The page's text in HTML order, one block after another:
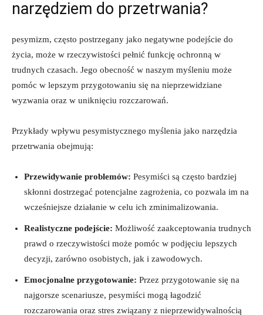
narzędziem do przetrwania?
pesymizm, często postrzegany jako negatywne podejście do
życia, może w rzeczywistości pełnić funkcję ochronną w
trudnych czasach. Jego obecność w naszym myśleniu może
pomóc w lepszym przygotowaniu się na nieprzewidziane
wyzwania oraz w uniknięciu rozczarowań.
Przykłady wpływu pesymistycznego myślenia jako narzędzia
przetrwania obejmują:
Przewidywanie problemów: Pesymiści są często bardziej
skłonni dostrzegać potencjalne zagrożenia, co pozwala im na
wcześniejsze działanie w celu ich zminimalizowania.
Realistyczne podejście: Możliwość zaakceptowania trudnych
prawd o rzeczywistości może pomóc w podjęciu lepszych
decyzji, zarówno osobistych, jak i zawodowych.
Emocjonalne przygotowanie: Przez przygotowanie się na
najgorsze scenariusze, pesymiści mogą łagodzić
rozczarowania oraz stres związany z nieprzewidywalnością